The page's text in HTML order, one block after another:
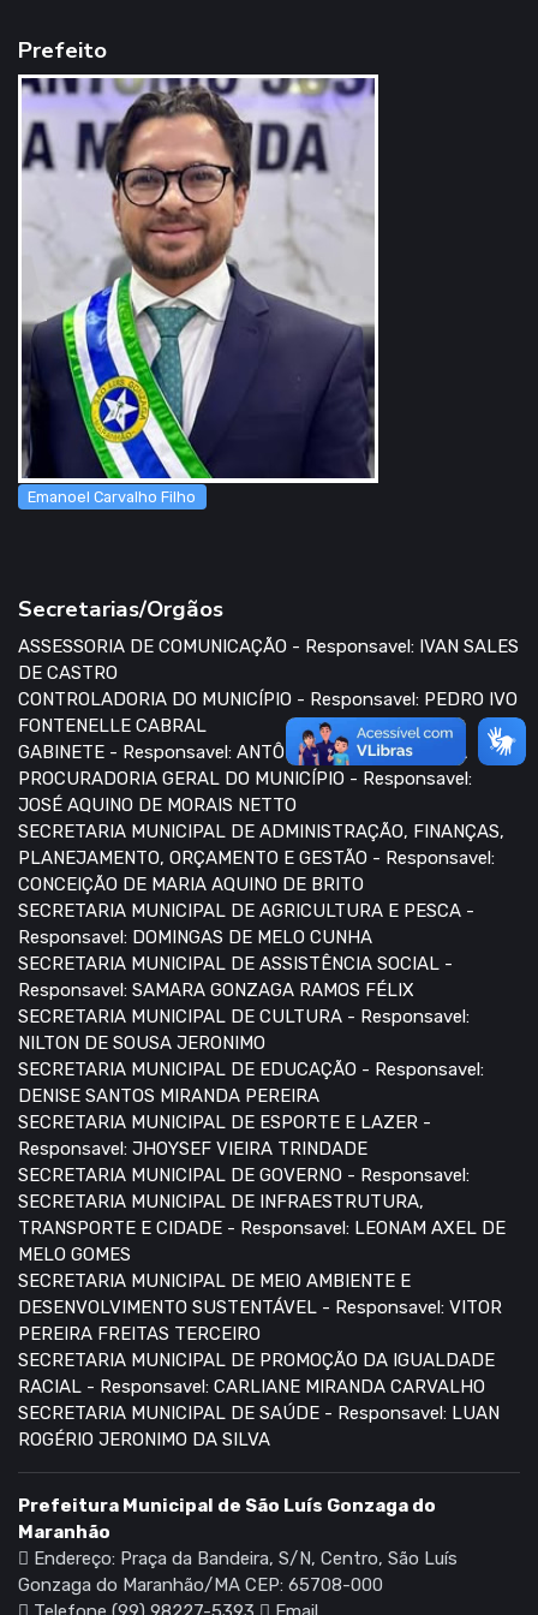
Prefeito
Emanoel Carvalho Filho
Secretarias/Orgãos
ASSESSORIA DE COMUNICAÇÃO - Responsavel: IVAN SALES
DE CASTRO
CONTROLADORIA DO MUNICÍPIO - Responsavel: PEDRO IVO
FONTENELLE CABRAL
GABINETE - Responsavel: ANTÔNIO MARCOS DE LIMA
PROCURADORIA GERAL DO MUNICÍPIO - Responsavel:
JOSÉ AQUINO DE MORAIS NETTO
SECRETARIA MUNICIPAL DE ADMINISTRAÇÃO, FINANÇAS,
PLANEJAMENTO, ORÇAMENTO E GESTÃO - Responsavel:
CONCEIÇÃO DE MARIA AQUINO DE BRITO
SECRETARIA MUNICIPAL DE AGRICULTURA E PESCA -
Responsavel: DOMINGAS DE MELO CUNHA
SECRETARIA MUNICIPAL DE ASSISTÊNCIA SOCIAL -
Responsavel: SAMARA GONZAGA RAMOS FÉLIX
SECRETARIA MUNICIPAL DE CULTURA - Responsavel:
NILTON DE SOUSA JERONIMO
SECRETARIA MUNICIPAL DE EDUCAÇÃO - Responsavel:
DENISE SANTOS MIRANDA PEREIRA
SECRETARIA MUNICIPAL DE ESPORTE E LAZER -
Responsavel: JHOYSEF VIEIRA TRINDADE
SECRETARIA MUNICIPAL DE GOVERNO - Responsavel:
SECRETARIA MUNICIPAL DE INFRAESTRUTURA,
TRANSPORTE E CIDADE - Responsavel: LEONAM AXEL DE
MELO GOMES
SECRETARIA MUNICIPAL DE MEIO AMBIENTE E
DESENVOLVIMENTO SUSTENTÁVEL - Responsavel: VITOR
PEREIRA FREITAS TERCEIRO
SECRETARIA MUNICIPAL DE PROMOÇÃO DA IGUALDADE
RACIAL - Responsavel: CARLIANE MIRANDA CARVALHO
SECRETARIA MUNICIPAL DE SAÚDE - Responsavel: LUAN
ROGÉRIO JERONIMO DA SILVA
Prefeitura Municipal de São Luís Gonzaga do
Maranhão
Endereço: Praça da Bandeira, S/N, Centro, São Luís
Gonzaga do Maranhão/MA CEP: 65708-000